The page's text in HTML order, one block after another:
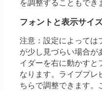
を調整することもでき
フォントと表示サイ
注意：設定によっては
が少し見づらい場合が
イダーを右に動かすと
なります。ライブプレ
ちらで調整できます。